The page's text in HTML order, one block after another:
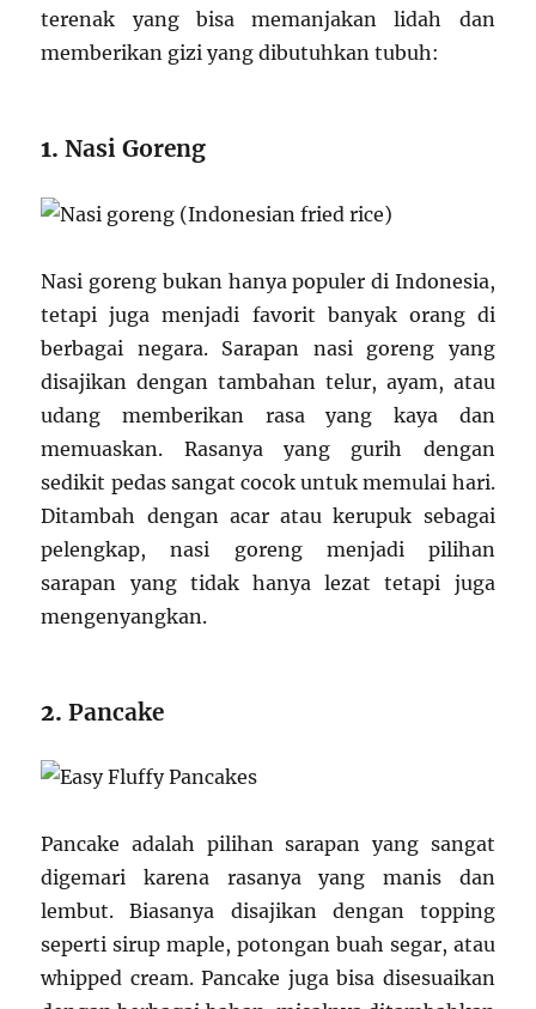
terenak yang bisa memanjakan lidah dan
memberikan gizi yang dibutuhkan tubuh:
1.Nasi Goreng
Nasi goreng bukan hanya populer di Indonesia,
tetapi juga menjadi favorit banyak orang di
berbagai negara. Sarapan nasi goreng yang
disajikan dengan tambahan telur, ayam, atau
udang memberikan rasa yang kaya dan
memuaskan. Rasanya yang gurih dengan
sedikit pedas sangat cocok untuk memulai hari.
Ditambah dengan acar atau kerupuk sebagai
pelengkap, nasi goreng menjadi pilihan
sarapan yang tidak hanya lezat tetapi juga
mengenyangkan.
2.Pancake
Pancake adalah pilihan sarapan yang sangat
digemari karena rasanya yang manis dan
lembut. Biasanya disajikan dengan topping
seperti sirup maple, potongan buah segar, atau
whipped cream. Pancake juga bisa disesuaikan